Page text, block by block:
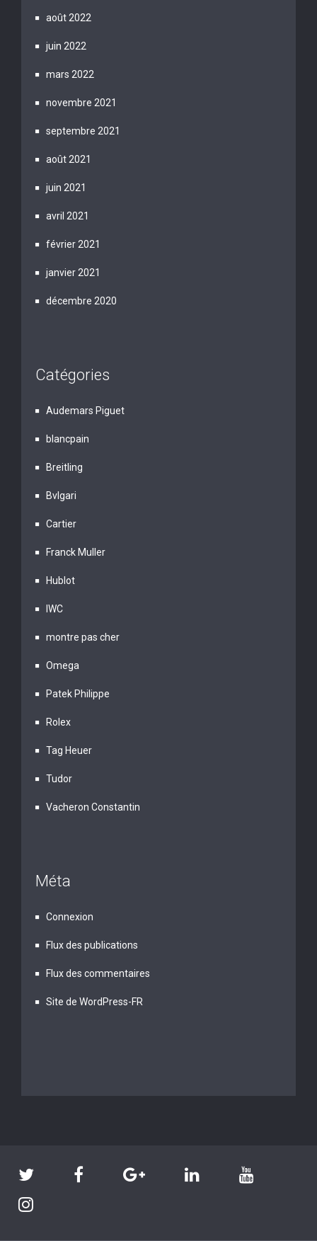
août 2022
juin 2022
mars 2022
novembre 2021
septembre 2021
août 2021
juin 2021
avril 2021
février 2021
janvier 2021
décembre 2020
Catégories
Audemars Piguet
blancpain
Breitling
Bvlgari
Cartier
Franck Muller
Hublot
IWC
montre pas cher
Omega
Patek Philippe
Rolex
Tag Heuer
Tudor
Vacheron Constantin
Méta
Connexion
Flux des publications
Flux des commentaires
Site de WordPress-FR